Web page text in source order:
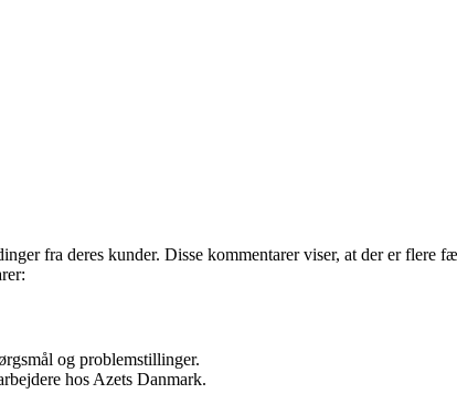
fra deres kunder. Disse kommentarer viser, at der er flere
og problemstillinger.
hos Azets Danmark.